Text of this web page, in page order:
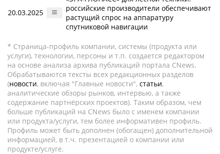
20.03.2025
российские производители обеспечивают
растущий спрос на аппаратуру
спутниковой навигации
* Страница-профиль компании, системы (продукта или
услуги), технологии, персоны и т.п. создается редактором
на основе анализа архива публикаций портала CNews.
Обрабатываются тексты всех редакционных разделов
(новости, включая "Главные новости", статьи,
аналитические обзоры рынков, интервью, а также
содержание партнёрских проектов). Таким образом, чем
больше публикаций на CNews было с именем компании
или продукта/услуги, тем более информативен профиль.
Профиль может быть дополнен (обогащен) дополнительной
информацией, в т.ч. презентацией о компании или
продукте/услуге.